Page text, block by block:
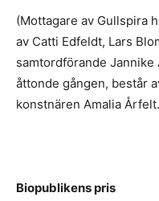
(Mottagare av Gullspira
av Catti Edfeldt, Lars
samtordförande
åttonde gången, består
konstnären Amalia
Biopublikens pris